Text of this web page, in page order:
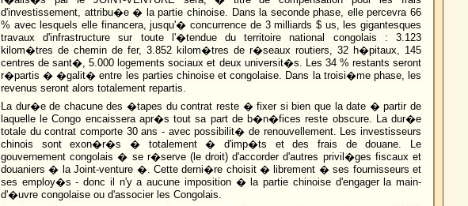
d'investissement, attribu�e � la partie chinoise. Dans la seconde phase, elle percevra 66
% avec lesquels elle financera, jusqu'� concurrence de 3 milliards $ us, les gigantesques
travaux d'infrastructure sur toute l'�tendue du territoire national congolais : 3.123
kilom�tres de chemin de fer, 3.852 kilom�tres de r�seaux routiers, 32 h�pitaux, 145
centres de sant�, 5.000 logements sociaux et deux universit�s. Les 34 % restants seront
r�partis � �galit� entre les parties chinoise et congolaise. Dans la troisi�me phase, les
revenus seront alors totalement repartis.
La dur�e de chacune des �tapes du contrat reste � fixer si bien que la date � partir de
laquelle le Congo encaissera apr�s tout sa part de b�n�fices reste obscure. La dur�e
totale du contrat comporte 30 ans - avec possibilit� de renouvellement. Les investisseurs
chinois sont exon�r�s � totalement � d'imp�ts et des frais de douane. Le
gouvernement congolais � se r�serve (le droit) d'accorder d'autres privil�ges fiscaux et
douaniers � la Joint-venture �. Cette derni�re choisit � librement � ses fournisseurs et
ses employ�s - donc il n'y a aucune imposition � la partie chinoise d'engager la main-
d'�uvre congolaise ou d'associer les Congolais.